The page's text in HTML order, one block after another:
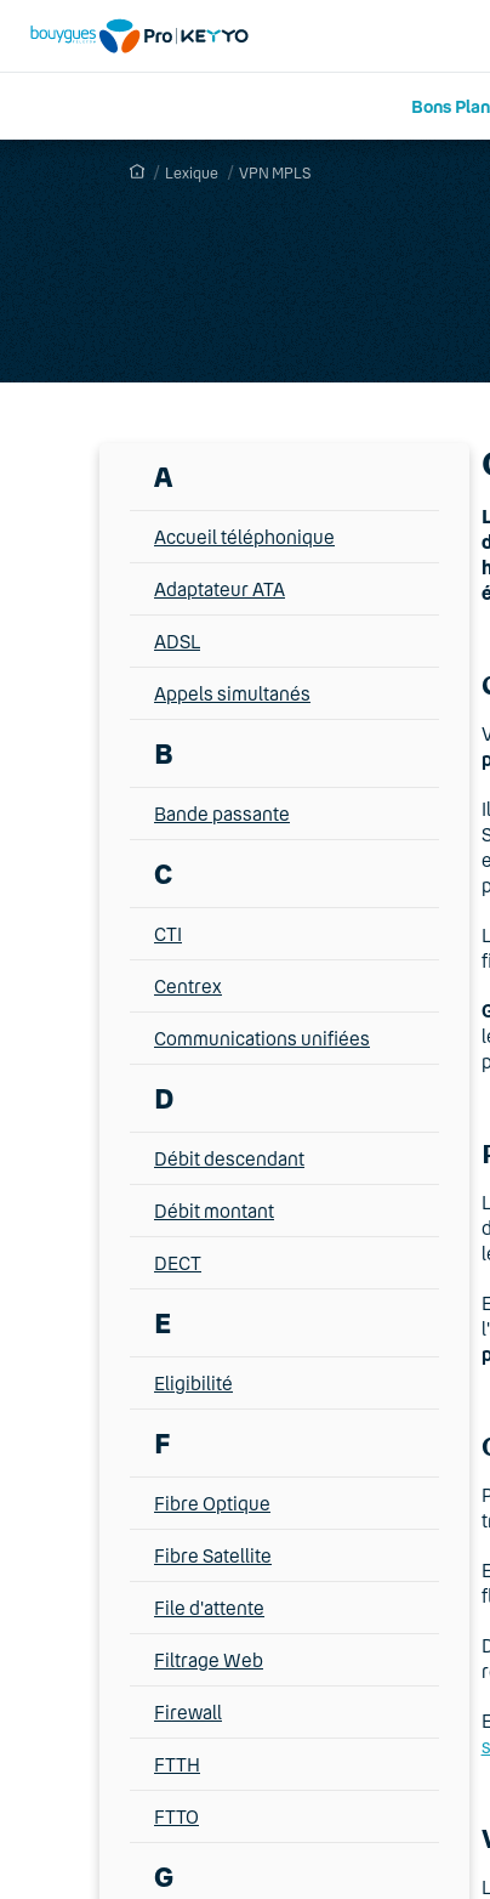
Bons
Lexique VPN MPLS
A
Accueil téléphonique
Adaptateur ATA
ADSL
Appels simultanés
B
Bande passante
C
CTI
Centrex
Communications unifiées
D
Débit descendant
Débit montant
DECT
E
Eligibilité
F
Fibre Optique
Fibre Satellite
File d'attente
Filtrage Web
Firewall
FTTH
FTTO
G
l'